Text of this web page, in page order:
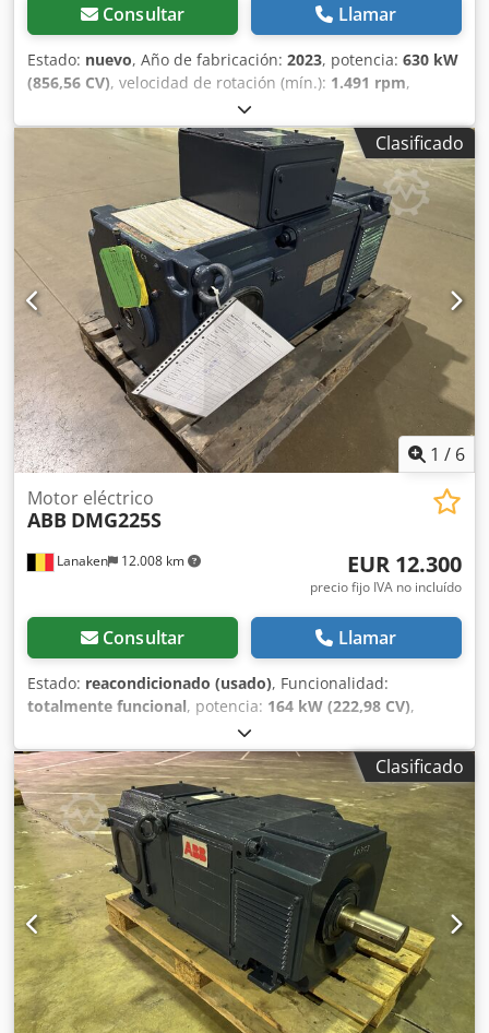
Consultar Llamar
Estado: nuevo, Año de fabricación: 2023, potencia: 630 kW
(856,56 CV), velocidad de rotación (mín.): 1.491 rpm,
50 Hz, peso total:
eléctrico Fabricante: ABB Modelo: M3BP 400LKB 4
IMB3/IM1001 Potencia: 630 kW Año de fabricación: 2023
Dwodpfxoxwfgbo Aipsa
Clasificado
1 / 6
Lanaken 12.008 km
Motor eléctrico
ABB DMG225S
EUR 12.300
precio fijo IVA no incluído
Consultar Llamar
Estado: reacondicionado (usado), Funcionalidad:
totalmente funcional, potencia: 164 kW (222,98 CV),
velocidad de rotación (mín.):1.589 rpm
entrada:520 V, corriente de entrada:11 A, tipo de
corriente de entrada:CC, tipo de protección (código IP):
IP23, Motor DC ABB Tipo: DMG225S Construcción: IM1001-
B3 Dsdpfx Aijxhc Uwepowa Norma: IEC 34-1 Clase de
operación: S1 Tensión de entrada: 520 V Corriente de
entrada: 341 A Tensión de campo: 220 V Corriente de
campo: 11,5 A Potencia nominal Pn kW: 164 RPM: 1589
Clasificado